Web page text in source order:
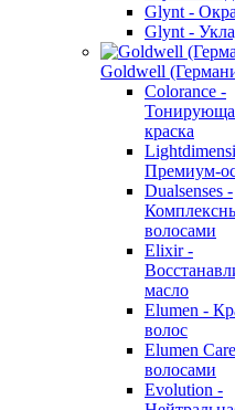
Glynt -
Glynt -
Goldwell
Colorance -
краска
Премиум-
Dualsenses -
волосами
Elixir -
масло
Elumen -
волос
Elumen
волосами
Evolution -